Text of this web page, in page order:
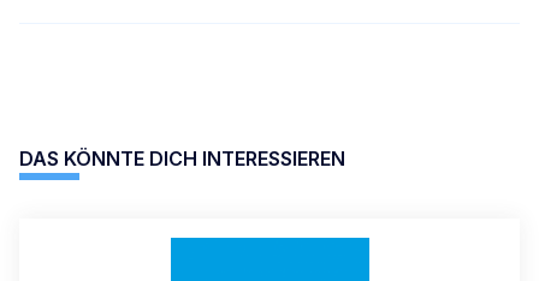
DAS KÖNNTE DICH INTERESSIEREN